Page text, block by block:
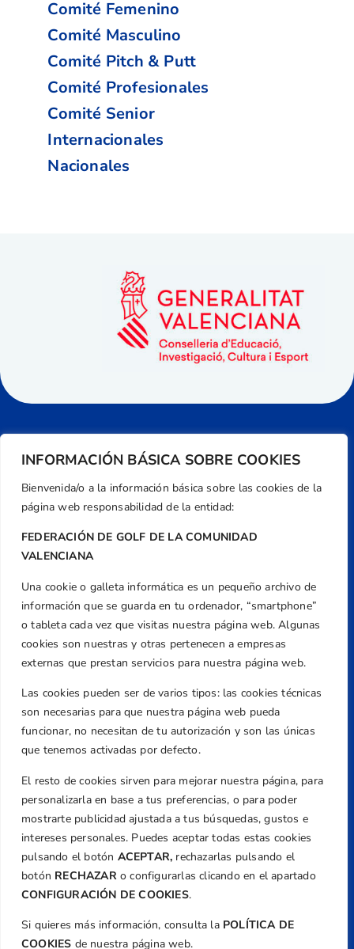
INFORMACIÓN BÁSICA SOBRE COOKIES
Bienvenida/o a la información básica sobre las cookies de la
página web responsabilidad de la entidad:
FEDERACIÓN DE GOLF DE LA COMUNIDAD
VALENCIANA
Una cookie o galleta informática es un pequeño archivo de
información que se guarda en tu ordenador, “smartphone”
o tableta cada vez que visitas nuestra página web. Algunas
cookies son nuestras y otras pertenecen a empresas
externas que prestan servicios para nuestra página web.
Las cookies pueden ser de varios tipos: las cookies técnicas
son necesarias para que nuestra página web pueda
funcionar, no necesitan de tu autorización y son las únicas
que tenemos activadas por defecto.
El resto de cookies sirven para mejorar nuestra página, para
personalizarla en base a tus preferencias, o para poder
mostrarte publicidad ajustada a tus búsquedas, gustos e
intereses personales. Puedes aceptar todas estas cookies
pulsando el botón ACEPTAR, rechazarlas pulsando el
botón RECHAZARo configurarlas clicando en el apartado
CONFIGURACIÓN DE COOKIES.
Si quieres más información, consulta la POLÍTICA DE
COOKIES de nuestra página web.
Comité Femenino
Comité Masculino
Comité Pitch & Putt
Comité Profesionales
Comité Senior
Internacionales
Nacionales
Dirección
Centre de L´Esport, Carrer d'Isaac Peral i
Caballero, Nº 5, Despachos 2 y 3, 46980,
Valencia
+34 961 367 799
Email
federacion@golfcv.com
Aviso Legal
Política de Privacidad
Transparencia
Normativa
Federación